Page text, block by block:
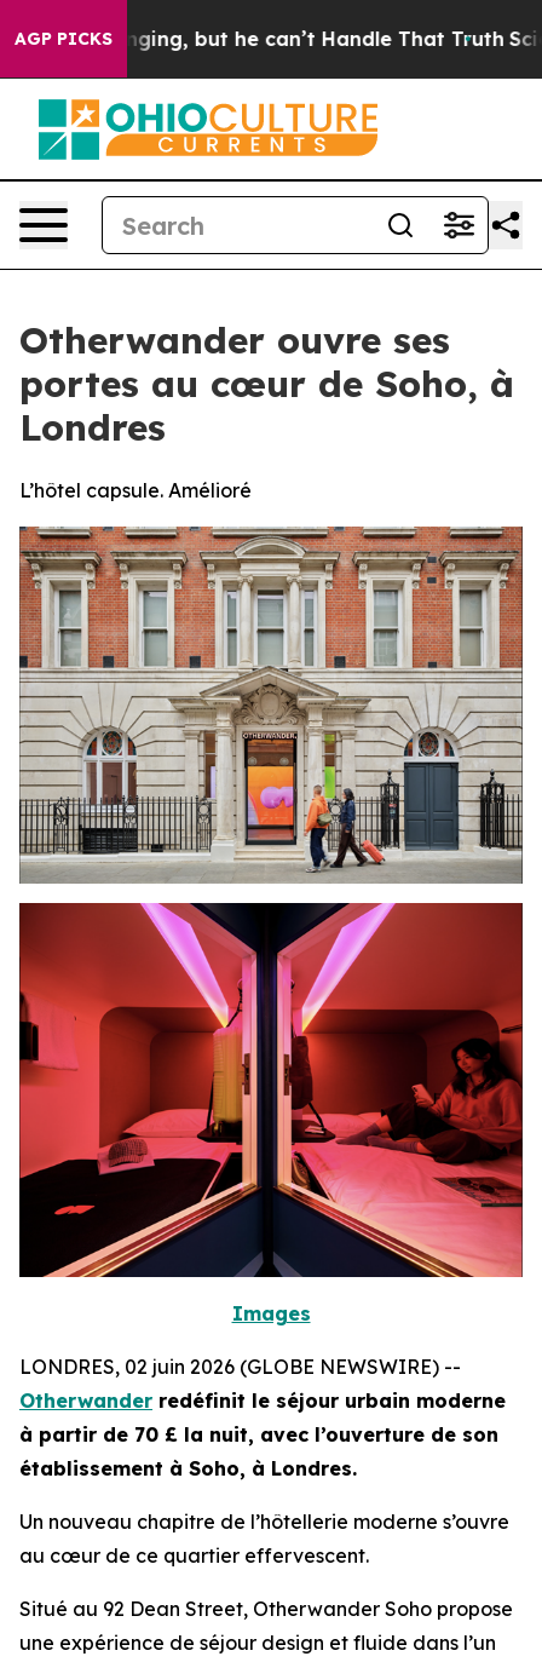
AGP PICKS
Plunging, but he can’t Handle That TruthScientists
Otherwander ouvre ses
portes au cœur de Soho, à
Londres
L’hôtel capsule. Amélioré
Images
LONDRES, 02 juin 2026 (GLOBE NEWSWIRE) --
Otherwander redéfinit le séjour urbain moderne
à partir de 70 £ la nuit, avec l’ouverture de son
établissement à Soho, à Londres.
Un nouveau chapitre de l’hôtellerie moderne s’ouvre
au cœur de ce quartier effervescent.
Situé au 92 Dean Street, Otherwander Soho propose
une expérience de séjour design et fluide dans l’un